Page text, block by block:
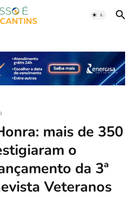
mais de 350
o
da 3ª
Veteranos